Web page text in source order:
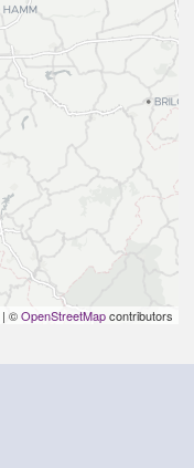
| ©OpenStreetMapcontributors